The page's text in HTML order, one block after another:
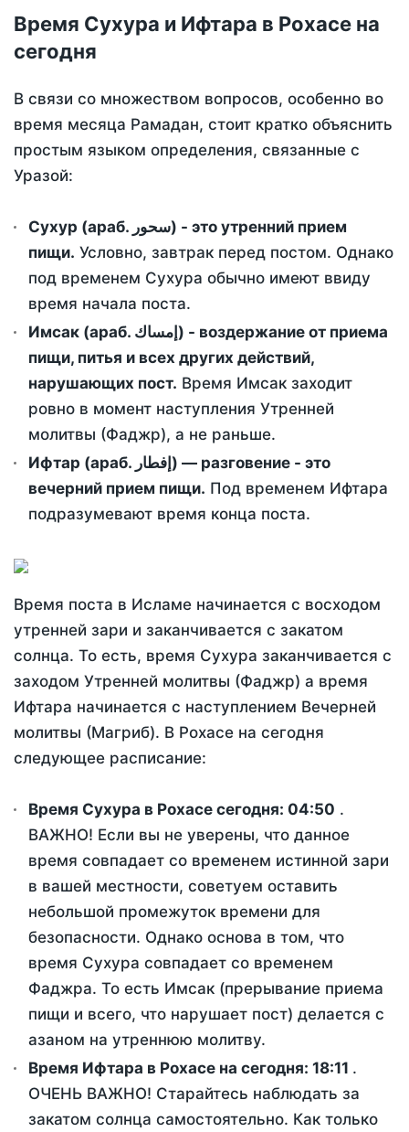
Время Сухура и Ифтара в Рохасе на
сегодня
В связи со множеством вопросов, особенно во
время месяца Рамадан, стоит кратко объяснить
простым языком определения, связанные с
Уразой:
Сухур (араб. سحور) - это утренний прием
пищи. Условно, завтрак перед постом. Однако
под временем Сухура обычно имеют ввиду
время начала поста.
Имсак (араб. إمساك) - воздержание от приема
пищи, питья и всех других действий,
нарушающих пост. Время Имсак заходит
ровно в момент наступления Утренней
молитвы (Фаджр), а не раньше.
Ифтар (араб. إفطار) — разговение - это
вечерний прием пищи. Под временем Ифтара
подразумевают время конца поста.
Время поста в Исламе начинается с восходом
утренней зари и заканчивается с закатом
солнца. То есть, время Сухура заканчивается с
заходом Утренней молитвы (Фаджр) а время
Ифтара начинается с наступлением Вечерней
молитвы (Магриб). В Рохасе на сегодня
следующее расписание:
Время Сухура в Рохасе сегодня: 04:50 .
ВАЖНО! Если вы не уверены, что данное
время совпадает со временем истинной зари
в вашей местности, советуем оставить
небольшой промежуток времени для
безопасности. Однако основа в том, что
время Сухура совпадает со временем
Фаджра. То есть Имсак (прерывание приема
пищи и всего, что нарушает пост) делается с
азаном на утреннюю молитву.
Время Ифтара в Рохасе на сегодня: 18:11 .
ОЧЕНЬ ВАЖНО! Старайтесь наблюдать за
закатом солнца самостоятельно. Как только